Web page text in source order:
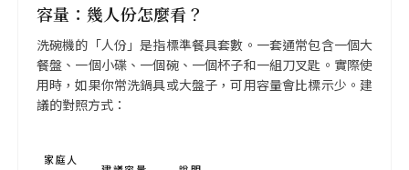
容量：幾人份怎麼看？
洗碗機的「人份」是指標準餐具套數。一套通常包含一個大
餐盤、一個小碟、一個碗、一個杯子和一組刀叉匙。實際使
用時，如果你常洗鍋具或大盤子，可用容量會比標示少。建
議的對照方式：
家庭人